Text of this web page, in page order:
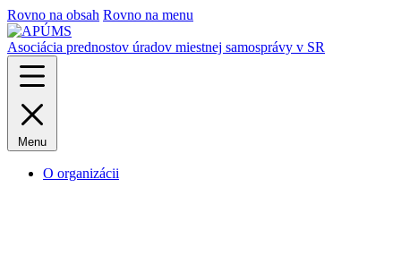
Rovno na obsah Rovno na menu
Asociácia prednostov úradov miestnej samosprávy v SR
Menu
O organizácii